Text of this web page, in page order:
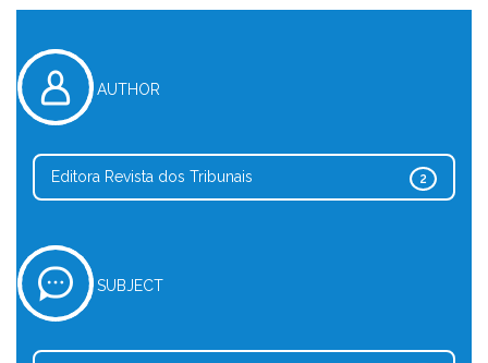
AUTHOR
2
Editora Revista dos Tribunais
SUBJECT